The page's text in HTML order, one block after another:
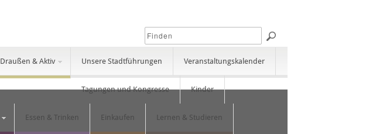
Draußen & Aktiv Unsere Stadtführungen Veranstaltungskalender
Tagungen und Kongresse Kinder
Essen & Trinken Einkaufen Lernen & Studieren